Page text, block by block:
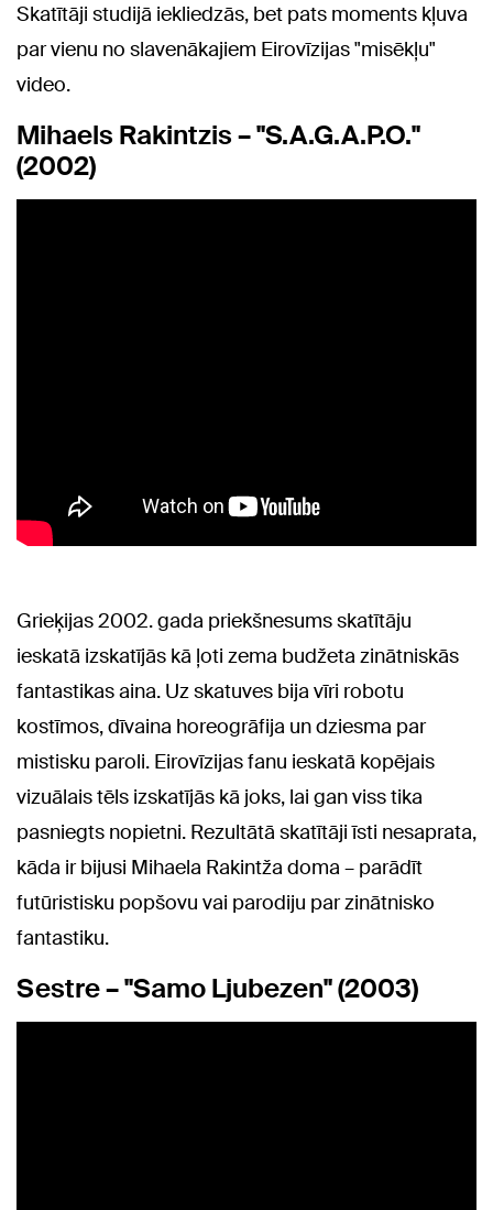
Skatītāji studijā iekliedzās, bet pats moments kļuva
par vienu no slavenākajiem Eirovīzijas "misēkļu"
video.
Mihaels Rakintzis – "S.A.G.A.P.O."
(2002)
Grieķijas 2002. gada priekšnesums skatītāju
ieskatā izskatījās kā ļoti zema budžeta zinātniskās
fantastikas aina. Uz skatuves bija vīri robotu
kostīmos, dīvaina horeogrāfija un dziesma par
mistisku paroli. Eirovīzijas fanu ieskatā kopējais
vizuālais tēls izskatījās kā joks, lai gan viss tika
pasniegts nopietni. Rezultātā skatītāji īsti nesaprata,
kāda ir bijusi Mihaela Rakintža doma – parādīt
futūristisku popšovu vai parodiju par zinātnisko
fantastiku.
Sestre – "Samo Ljubezen" (2003)